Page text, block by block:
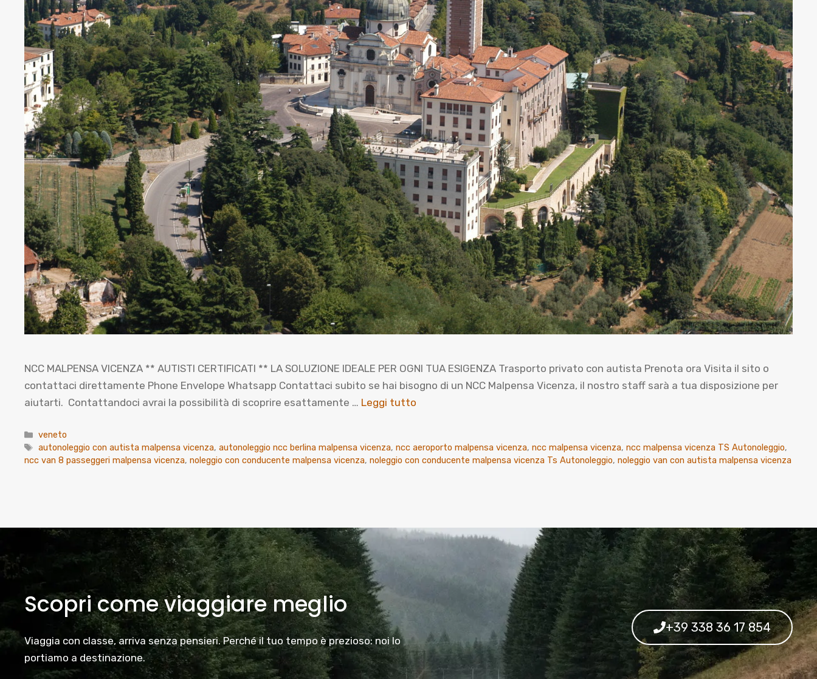
NCC MALPENSA VICENZA ** AUTISTI CERTIFICATI ** LA SOLUZIONE IDEALE PER OGNI TUA ESIGENZA Trasporto privato con autista Prenota ora Visita il sito o
contattaci direttamente Phone Envelope Whatsapp Contattaci subito se hai bisogno di un NCC Malpensa Vicenza, il nostro staff sarà a tua disposizione per
aiutarti. Contattandoci avrai la possibilità di scoprire esattamente … Leggi tutto
Categorie
veneto
Tag
autonoleggio con autista malpensa vicenza,autonoleggio ncc berlina malpensa vicenza,ncc aeroporto malpensa vicenza,ncc malpensa vicenza,ncc malpensa vicenza TS Autonoleggio,
ncc van 8 passeggeri malpensa vicenza, noleggio con conducente malpensa vicenza, noleggio con conducente malpensa vicenza Ts Autonoleggio, noleggio van con autista malpensa vicenza
Scopri come viaggiare meglio
Viaggia con classe, arriva senza pensieri. Perché il tuo tempo è prezioso: noi lo
portiamo a destinazione.
+39 338 36 17 854